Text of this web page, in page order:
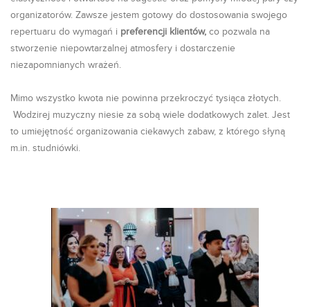
organizatorów. Zawsze jestem gotowy do dostosowania swojego
repertuaru do wymagań i preferencji klientów, co pozwala na
stworzenie niepowtarzalnej atmosfery i dostarczenie
niezapomnianych wrażeń.
Mimo wszystko kwota nie powinna przekroczyć tysiąca złotych.
Wodzirej muzyczny niesie za sobą wiele dodatkowych zalet. Jest
to umiejętność organizowania ciekawych zabaw, z którego słyną
m.in. studniówki.